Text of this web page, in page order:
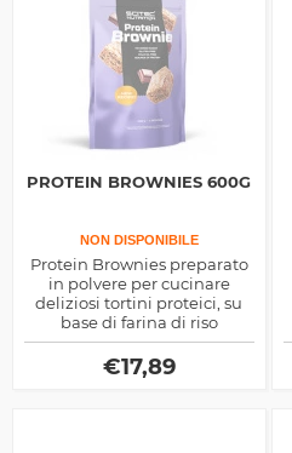
PROTEIN BROWNIES 600G
NON DISPONIBILE
Protein Brownies preparato
in polvere per cucinare
deliziosi tortini proteici, su
base di farina di riso
arricchita con sieroproteine
del latte concentrate, ricco di
fibra alimentare e con basso
€17,89